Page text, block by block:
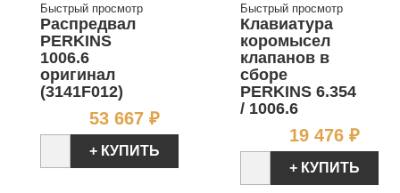
Быстрый просмотр
Распредвал
PERKINS
1006.6
оригинал
(3141F012)
53 667 ₽Цена
+ КУПИТЬ
Быстрый просмотр
Клавиатура
коромысел
клапанов в
сборе
PERKINS 6.354
/ 1006.6
19 476 ₽
+ КУПИТЬ